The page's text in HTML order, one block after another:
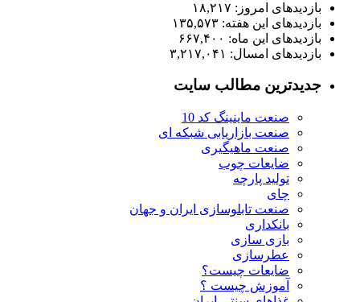
بازدیدهای امروز: ۱۸,۲۱۷
بازدیدهای این هفته: ۱۳۵,۵۷۳
بازدیدهای این ماه: ۶۶۷,۴۰۰
بازدیدهای امسال: ۳,۲۱۷,۰۴۱
جدیدترین مطالب سایت
صنعت ماینینگ کد 10
صنعت بازاریابی شبکه ای
صنعت ماهیگیری
ضایعات چوب
تولید پارچه
چای
صنعت تابلوسازی ایران و جهان
بانکداری
بازی سازی
عطرسازی
ضایعات چیست؟
آموزش چیست ؟